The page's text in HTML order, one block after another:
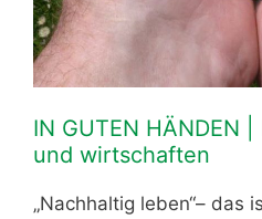
IN GUTEN HÄNDEN
und wirtschaften
„Nachhaltig leben“– das